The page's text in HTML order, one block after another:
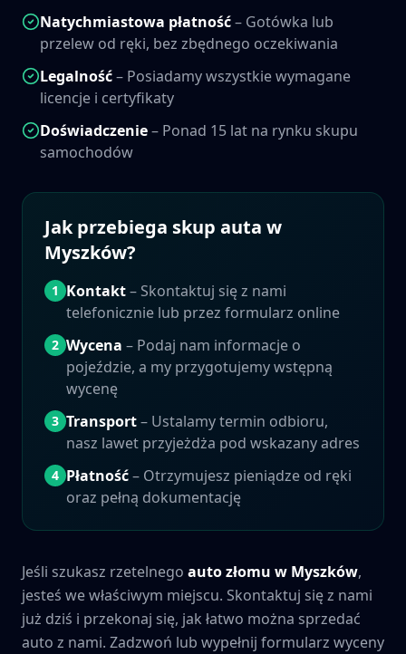
Natychmiastowa płatność– Gotówka lub
przelew od ręki, bez zbędnego oczekiwania
Legalność– Posiadamy wszystkie wymagane
licencje i certyfikaty
Doświadczenie– Ponad 15 lat na rynku skupu
samochodów
Jak przebiega skup auta w
Myszków?
1 Kontakt– Skontaktuj się z nami
telefonicznie lub przez formularz online
2 Wycena – Podaj nam informacje o
pojeździe, a my przygotujemy wstępną
wycenę
3 Transport– Ustalamy termin odbioru,
nasz lawet przyjeżdża pod wskazany adres
4 Płatność– Otrzymujesz pieniądze od ręki
oraz pełną dokumentację
Jeśli szukasz rzetelnego auto złomu w Myszków,
jesteś we właściwym miejscu. Skontaktuj się z nami
już dziś i przekonaj się, jak łatwo można sprzedać
auto z nami. Zadzwoń lub wypełnij formularz wyceny